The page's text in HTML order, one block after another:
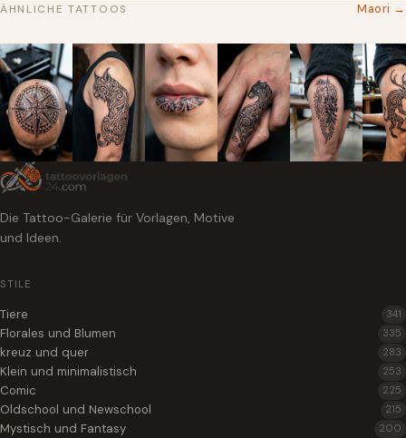
ÄHNLICHE TATTOOS Maori →
Die Tattoo-Galerie für Vorlagen, Motive
und Ideen.
STILE
Tiere 341
Florales und Blumen 335
kreuz und quer 283
Klein und minimalistisch 253
Comic 225
Oldschool und Newschool 215
Mystisch und Fantasy 200